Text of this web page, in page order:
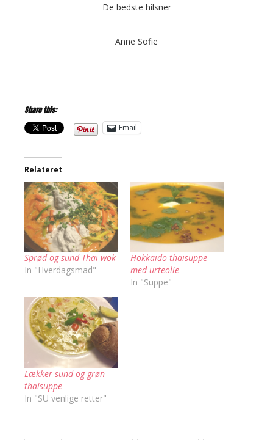
De bedste hilsner
Anne Sofie
Share this:
Email
Relateret
Sprød og sund Thai wok
In "Hverdagsmad"
Hokkaido thaisuppe
med urteolie
In "Suppe"
Lækker sund og grøn
thaisuppe
In "SU venlige retter"